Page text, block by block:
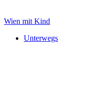
Wien mit Kind
Unterwegs